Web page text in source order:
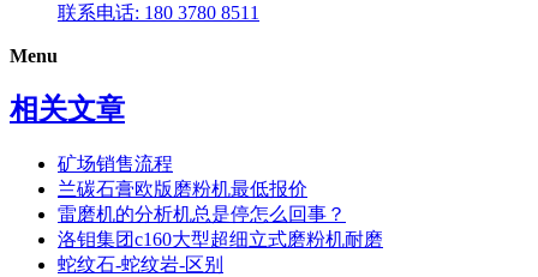
联系电话: 180 3780 8511
Menu
相关文章
矿场销售流程
兰碳石膏欧版磨粉机最低报价
雷磨机的分析机总是停怎么回事？
洛钼集团c160大型超细立式磨粉机耐磨
蛇纹石-蛇纹岩-区别